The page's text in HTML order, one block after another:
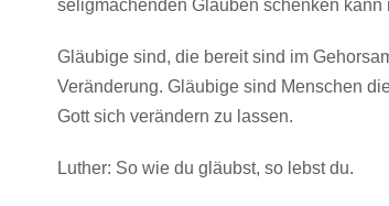
seligmachenden Glauben schenken kann
Gläubige sind, die bereit sind im
Veränderung. Gläubige sind Menschen
Gott sich verändern zu lassen.
Luther: So wie du gläubst, so lebst du.